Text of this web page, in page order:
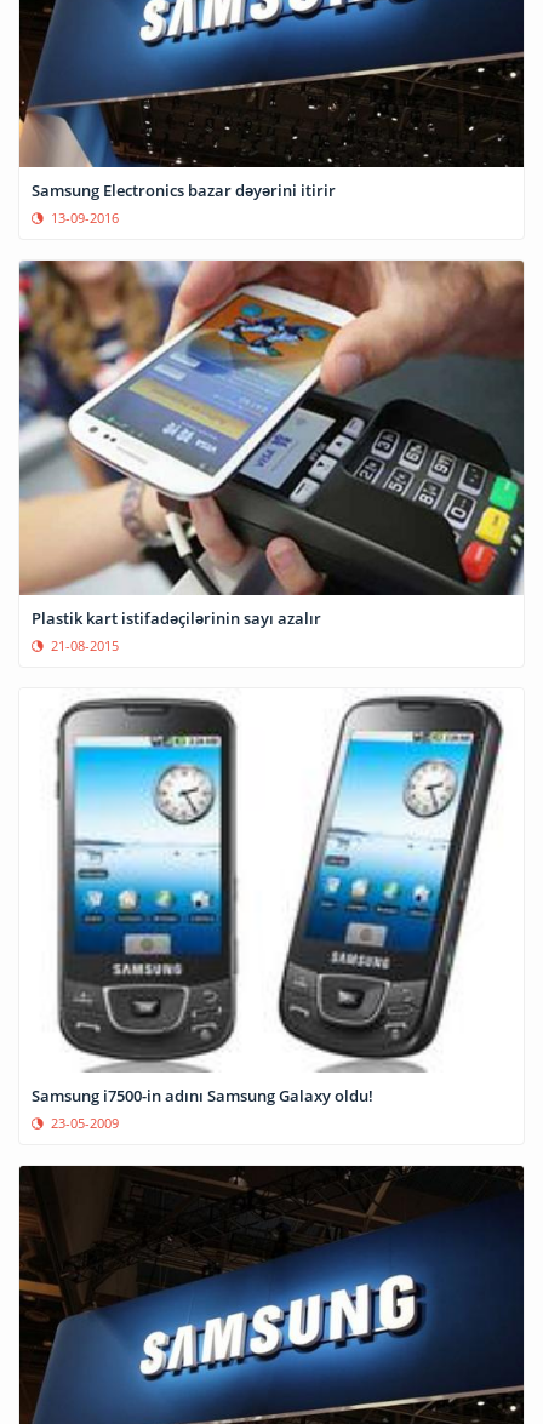
Samsung Electronics bazar dəyərini itirir
13-09-2016
Plastik kart istifadəçilərinin sayı azalır
21-08-2015
Samsung i7500-in adını Samsung Galaxy oldu!
23-05-2009